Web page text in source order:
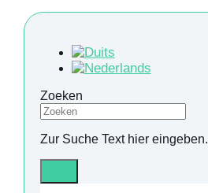
Zoeken
Zur Suche Text hier eingeben.